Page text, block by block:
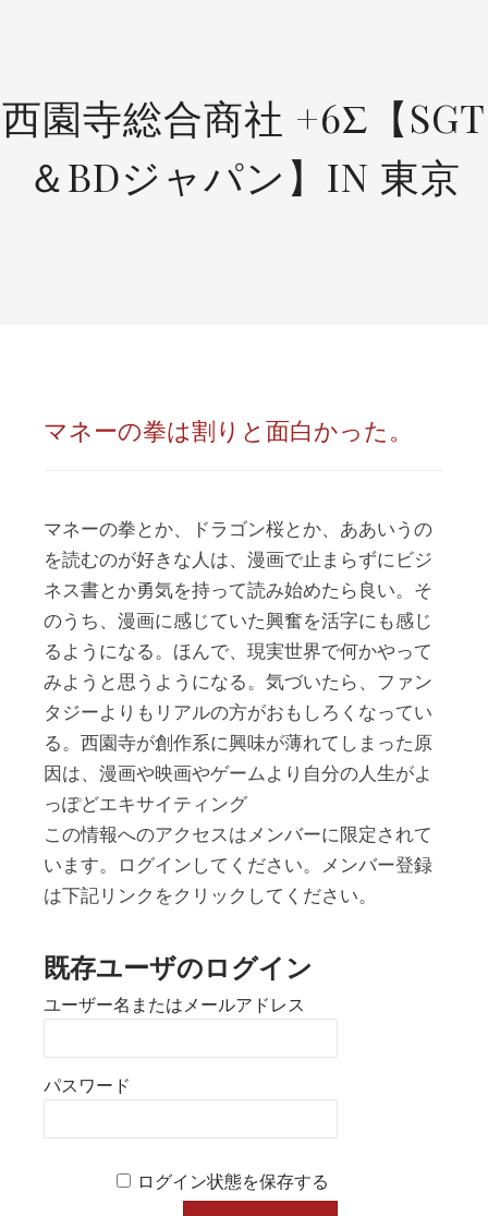
西園寺総合商社 +6Σ【SGT
＆BDジャパン】IN 東京
マネーの拳は割りと面白かった。
マネーの拳とか、ドラゴン桜とか、ああいうの
を読むのが好きな人は、漫画で止まらずにビジ
ネス書とか勇気を持って読み始めたら良い。そ
のうち、漫画に感じていた興奮を活字にも感じ
るようになる。ほんで、現実世界で何かやって
みようと思うようになる。気づいたら、ファン
タジーよりもリアルの方がおもしろくなってい
る。西園寺が創作系に興味が薄れてしまった原
因は、漫画や映画やゲームより自分の人生がよ
っぽどエキサイティング
この情報へのアクセスはメンバーに限定されて
います。ログインしてください。メンバー登録
は下記リンクをクリックしてください。
既存ユーザのログイン
ユーザー名またはメールアドレス
パスワード
ログイン状態を保存する